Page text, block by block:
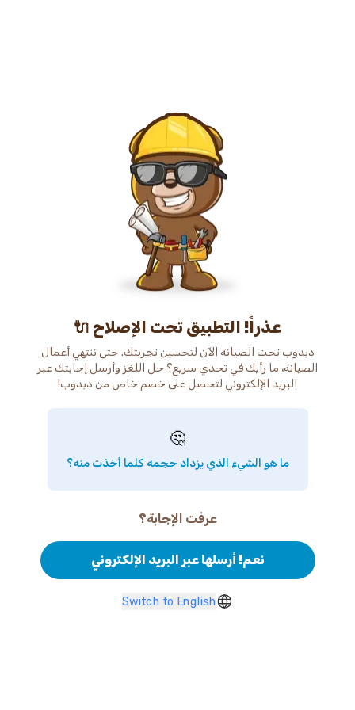
عذراً! التطبيق تحت الإصلاح 🔌
دبدوب تحت الصيانة الآن لتحسين تجربتك. حتى ننتهي أعمال
الصيانة، ما رأيك في تحدي سريع؟ حل اللغز وأرسل إجابتك عبر
البريد الإلكتروني لتحصل على خصم خاص من دبدوب!
🤔
ما هو الشيء الذي يزداد حجمه كلما أخذت منه؟
عرفت الإجابة؟
نعم! أرسلها عبر البريد الإلكتروني
Switch to English